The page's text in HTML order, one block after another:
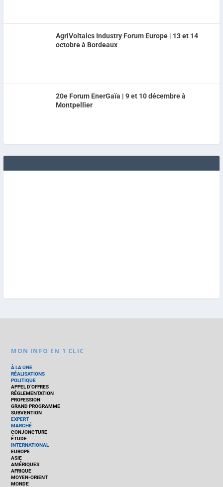
AgriVoltaics Industry Forum Europe | 13 et 14
octobre à Bordeaux
20e Forum EnerGaïa | 9 et 10 décembre à
Montpellier
MON INFO EN 1 CLIC
À LA UNE
RÉALISATIONS
POLITIQUE
APPEL D’OFFRES
RÉGLEMENTATION
PROFESSION
GRAND PROGRAMME
SUBVENTION
EXPERT
MARCHÉ
CONJONCTURE
ÉTUDE
INTERNATIONAL
EUROPE
ASIE
AMÉRIQUES
AFRIQUE
MOYEN-ORIENT
MONDE